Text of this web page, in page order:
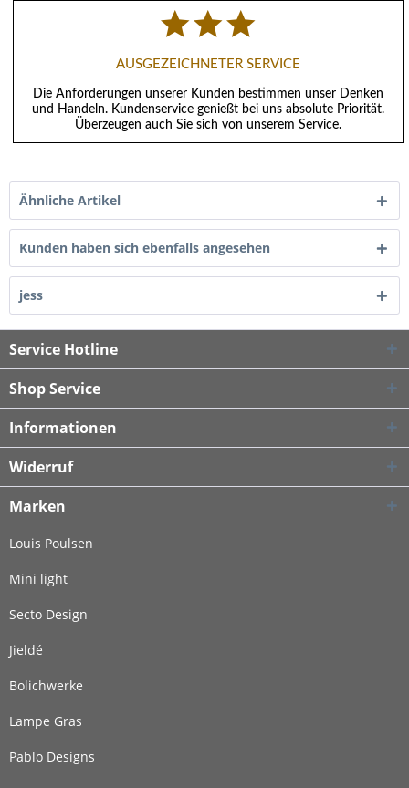
AUSGEZEICHNETER SERVICE
Die Anforderungen unserer Kunden bestimmen unser Denken
und Handeln. Kundenservice genießt bei uns absolute Priorität.
Überzeugen auch Sie sich von unserem Service.
Ähnliche Artikel
Kunden haben sich ebenfalls angesehen
jess
Service Hotline
Shop Service
Informationen
Widerruf
Marken
Louis Poulsen
Mini light
Secto Design
Jieldé
Bolichwerke
Lampe Gras
Pablo Designs